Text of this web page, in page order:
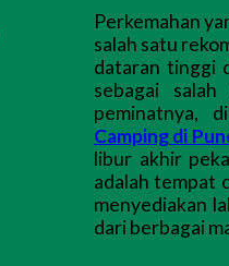
Perkemahan
salah satu
dataran tinggi
sebagai
peminatnya,
Camping di
libur akhir
adalah tempat
menyediakan
dari berbagai